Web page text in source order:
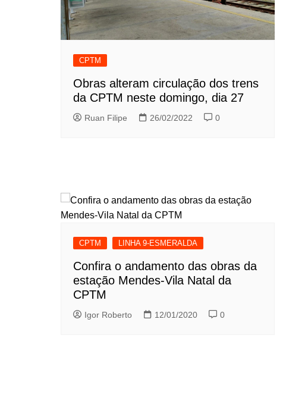
CPTM
Obras alteram circulação dos trens
da CPTM neste domingo, dia 27
Ruan Filipe 26/02/2022 0
CPTM LINHA 9-ESMERALDA
Confira o andamento das obras da
estação Mendes-Vila Natal da
CPTM
Igor Roberto 12/01/2020 0